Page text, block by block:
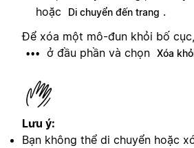
hoặc Di chuyển đến trang .
Để xóa một mô-đun khỏi bố
••• ở đầu phần và chọn Xóa
Lưu ý:
Bạn không thể di chuyển hoặc